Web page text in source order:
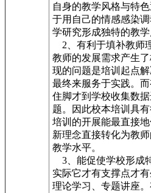
自身的教学风格与特
于用自己的情感感染
学研究形成独特的教学
2、有利于填补教师
教师的发展需求产生
现的问题是培训起点
最终来服务于实践。
住脚才到学校收集数
题。因此校本培训具
培训的开展能最直接
新理念直接转化为教
教学水平。
3、能促使学校形成
实际它才有支撑点才
理论学习、专题讲座